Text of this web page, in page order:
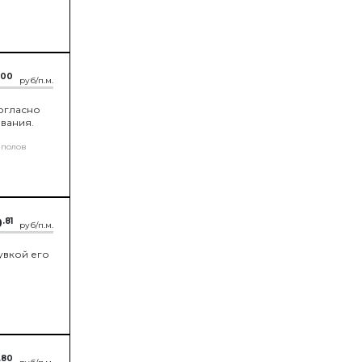
руб/п.м.
.81 руб/п.м.
его
.80